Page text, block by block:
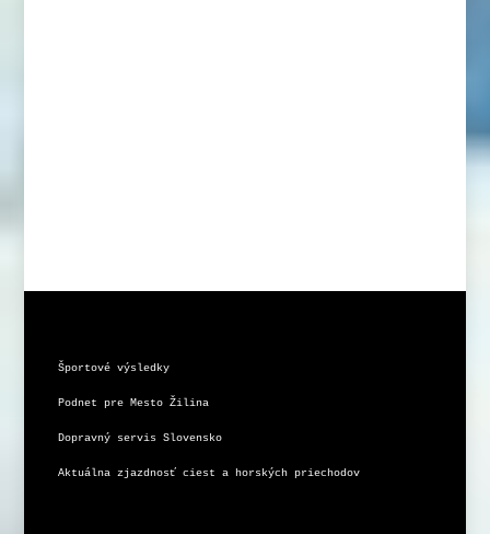
Športové výsledky
Podnet pre Mesto Žilina
Dopravný servis Slovensko
Aktuálna zjazdnosť ciest a horských priechodov